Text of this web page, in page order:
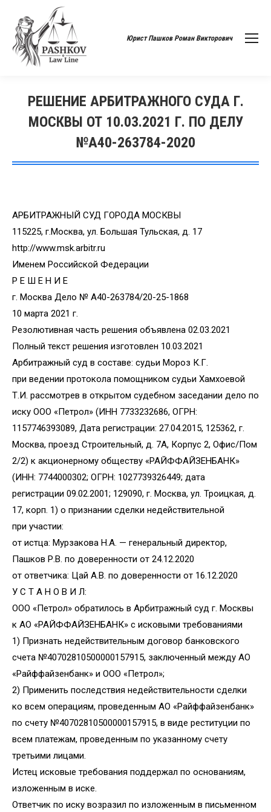
Юрист Пашков Роман Викторович
РЕШЕНИЕ АРБИТРАЖНОГО СУДА Г.
МОСКВЫ ОТ 10.03.2021 Г. ПО ДЕЛУ
№А40-263784-2020
Вы здесь:
АРБИТРАЖНЫЙ СУД ГОРОДА МОСКВЫ
115225, г.Москва, ул. Большая Тульская, д. 17
http://www.msk.arbitr.ru
Именем Российской Федерации
Р Е Ш Е Н И Е
г. Москва Дело № А40-263784/20-25-1868
10 марта 2021 г.
Резолютивная часть решения объявлена 02.03.2021
Полный текст решения изготовлен 10.03.2021
Арбитражный суд в составе: судьи Мороз К.Г.
при ведении протокола помощником судьи Хамхоевой
Т.И. рассмотрев в открытом судебном заседании дело по
иску ООО «Петрол» (ИНН 7733232686, ОГРН:
1157746393089, Дата регистрации: 27.04.2015, 125362, г.
Москва, проезд Строительный, д. 7А, Корпус 2, Офис/Пом
2/2) к акционерному обществу «РАЙФФАЙЗЕНБАНК»
(ИНН: 7744000302; ОГРН: 1027739326449; дата
регистрации 09.02.2001; 129090, г. Москва, ул. Троицкая, д.
17, корп. 1) о признании сделки недействительной
при участии:
от истца: Мурзакова Н.А. — генеральный директор,
Пашков Р.В. по доверенности от 24.12.2020
от ответчика: Цай А.В. по доверенности от 16.12.2020
У С Т А Н О В И Л:
ООО «Петрол» обратилось в Арбитражный суд г. Москвы
к АО «РАЙФФАЙЗЕНБАНК» с исковыми требованиями
1) Признать недействительным договор банковского
счета №40702810500000157915, заключенный между АО
«Райффайзенбанк» и ООО «Петрол»;
2) Применить последствия недействительности сделки
ко всем операциям, проведенным АО «Райффайзенбанк»
по счету №40702810500000157915, в виде реституции по
всем платежам, проведенным по указанному счету
третьими лицами.
Истец исковые требования поддержал по основаниям,
изложенным в иске.
Ответчик по иску возразил по изложенным в письменном